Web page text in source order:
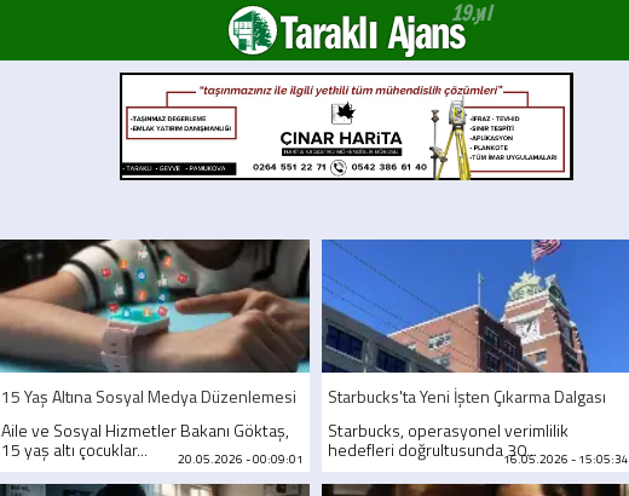
Taraklı Ajans
15 Yaş Altına Sosyal Medya Düzenlemesi
Aile ve Sosyal Hizmetler Bakanı Göktaş,
15 yaş altı çocuklar... 20.05.2026 - 00:09:01
Starbucks'ta Yeni İşten Çıkarma Dalgası
Starbucks, operasyonel verimlilik
hedefleri doğrultusunda 30...16.05.2026 - 15:05:34